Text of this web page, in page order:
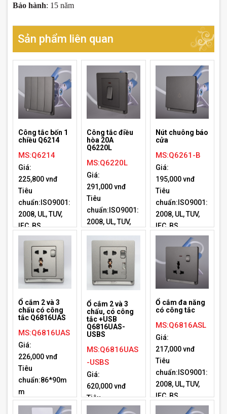
Bảo hành: 15 năm
Sản phẩm liên quan
Công tắc bốn 1
chiều Q6214
MS:Q6214
Giá:
225,800 vnđ
Tiêu
chuẩn:ISO9001:
2008, UL, TUV,
IEC, BS
Công tắc điều
hòa 20A
Q6220L
MS:Q6220L
Giá:
291,000 vnđ
Tiêu
chuẩn:ISO9001:
2008, UL, TUV,
IEC, BS
Nút chuông báo
cửa
MS:Q6261-B
Giá:
195,000 vnđ
Tiêu
chuẩn:ISO9001:
2008, UL, TUV,
IEC, BS
Ổ cắm 2 và 3
chấu có công
tắc Q6816UAS
MS:Q6816UAS
Giá:
226,000 vnđ
Tiêu
chuẩn:86*90m
m
Ổ cắm 2 và 3
chấu, có công
tắc +USB
Q6816UAS-
USBS
MS:Q6816UAS
-USBS
Giá:
620,000 vnđ
Tiêu
chuẩn:86*90m
Ổ cắm đa năng
có công tắc
MS:Q6816ASL
Giá:
217,000 vnđ
Tiêu
chuẩn:ISO9001:
2008, UL, TUV,
IEC, BS